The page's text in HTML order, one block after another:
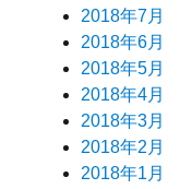
2018年7月
2018年6月
2018年5月
2018年4月
2018年3月
2018年2月
2018年1月